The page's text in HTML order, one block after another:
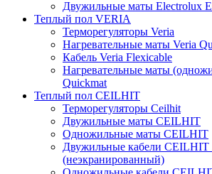
Двужильные маты Electrolux
Теплый пол VERIA
Терморегуляторы Veria
Нагревательные маты Veria
Кабель Veria Flexicable
Нагревательные маты
Quickmat
Теплый пол CEILHIT
Терморегуляторы Ceilhit
Двужильные маты CEILHIT
Одножильные маты CEILHIT
Двужильные кабели CEILHIT
(неэкранированный)